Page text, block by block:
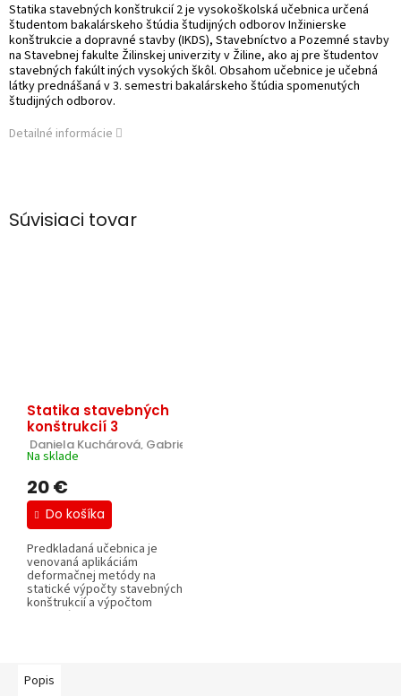
Statika stavebných konštrukcií 2 je vysokoškolská učebnica určená
študentom bakalárskeho štúdia študijných odborov Inžinierske
konštrukcie a dopravné stavby (IKDS), Stavebníctvo a Pozemné stavby
na Stavebnej fakulte Žilinskej univerzity v Žiline, ako aj pre študentov
stavebných fakúlt iných vysokých škôl. Obsahom učebnice je učebná
látky prednášaná v 3. semestri bakalárskeho štúdia spomenutých
študijných odborov.
Detailné informácie
Súvisiaci tovar
Statika stavebných
konštrukcií 3
Daniela Kuchárová, Gabriela Lajčáková, Jozef Melcer.
Na sklade
20 €
Do košíka
Predkladaná učebnica je
venovaná aplikáciám
deformačnej metódy na
statické výpočty stavebných
konštrukcií a výpočtom
niektorých typov...
Popis